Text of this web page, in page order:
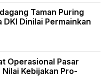
Taman Puring
Dinilai Permainkan
Operasional Pasar
Kebijakan Pro-